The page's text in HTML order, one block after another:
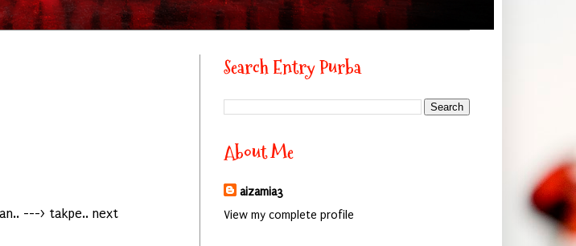
---> takpe.. next
Search Entry Purba
About Me
aizamia3
View my complete profile